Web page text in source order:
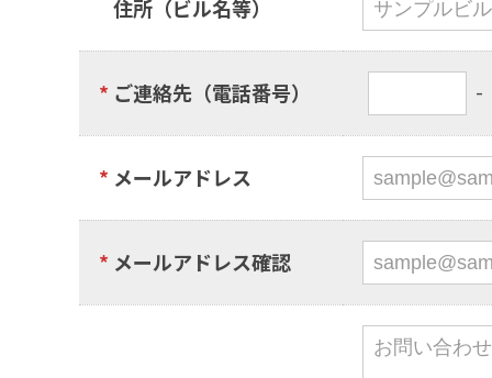
住所（ビル名等）
* ご連絡先（電話番号） -
* メールアドレス
* メールアドレス確認